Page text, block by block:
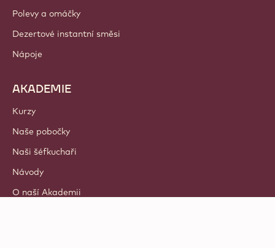
Polevy a omáčky
Dezertové instantní směsi
Nápoje
AKADEMIE
Kurzy
Naše pobočky
Naši šéfkuchaři
Návody
O naší Akademii